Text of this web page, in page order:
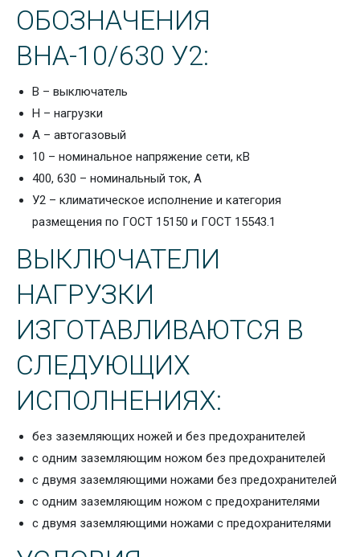
ОБОЗНАЧЕНИЯ
ВНА-10/630 У2:
В – выключатель
Н – нагрузки
А – автогазовый
10 – номинальное напряжение сети, кВ
400, 630 – номинальный ток, А
У2 – климатическое исполнение и категория
размещения по ГОСТ 15150 и ГОСТ 15543.1
ВЫКЛЮЧАТЕЛИ
НАГРУЗКИ
ИЗГОТАВЛИВАЮТСЯ В
СЛЕДУЮЩИХ
ИСПОЛНЕНИЯХ:
без заземляющих ножей и без предохранителей
с одним заземляющим ножом без предохранителей
с двумя заземляющими ножами без предохранителей
с одним заземляющим ножом c предохранителями
с двумя заземляющими ножами c предохранителями